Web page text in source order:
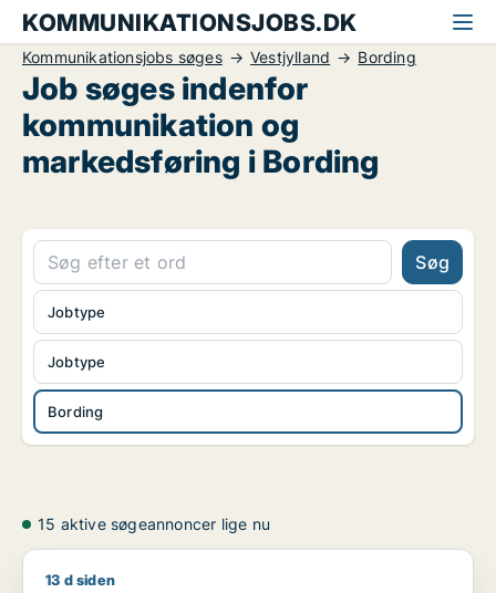
KOMMUNIKATIONSJOBS.DK
Kommunikationsjobs søges Vestjylland Bording
Job søges indenfor
kommunikation og
markedsføring i Bording
Søg
Jobtype
Bording
Jobtype
15 aktive søgeannoncer lige nu
Nanna søger job som grafisk designer /
13 d siden